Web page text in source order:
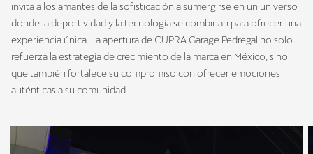
invita a los amantes de la sofisticación a sumergirse en un universo
donde la deportividad y la tecnología se combinan para ofrecer una
experiencia única. La apertura de CUPRA Garage Pedregal no solo
refuerza la estrategia de crecimiento de la marca en México, sino
que también fortalece su compromiso con ofrecer emociones
auténticas a su comunidad.